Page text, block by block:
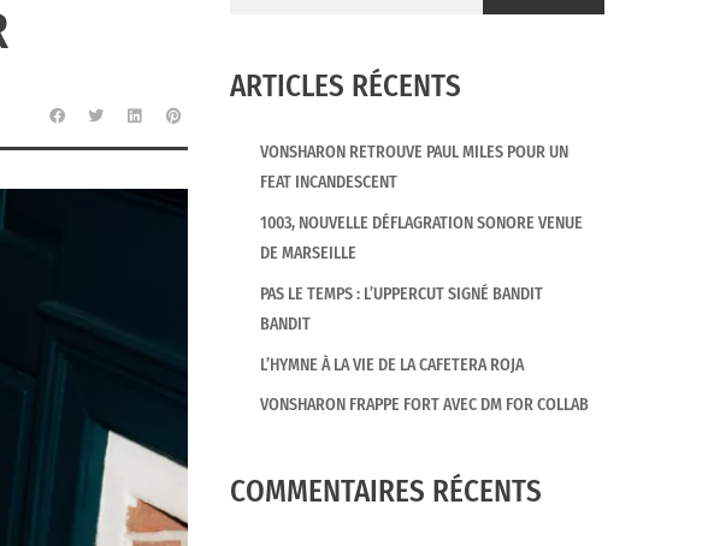
ARTICLES RÉCENTS
VONSHARON RETROUVE PAUL MILES POUR UN
FEAT INCANDESCENT
1003, NOUVELLE DÉFLAGRATION SONORE VENUE
DE MARSEILLE
PAS LE TEMPS : L’UPPERCUT SIGNÉ BANDIT
BANDIT
L’HYMNE À LA VIE DE LA CAFETERA ROJA
VONSHARON FRAPPE FORT AVEC DM FOR COLLAB
COMMENTAIRES RÉCENTS